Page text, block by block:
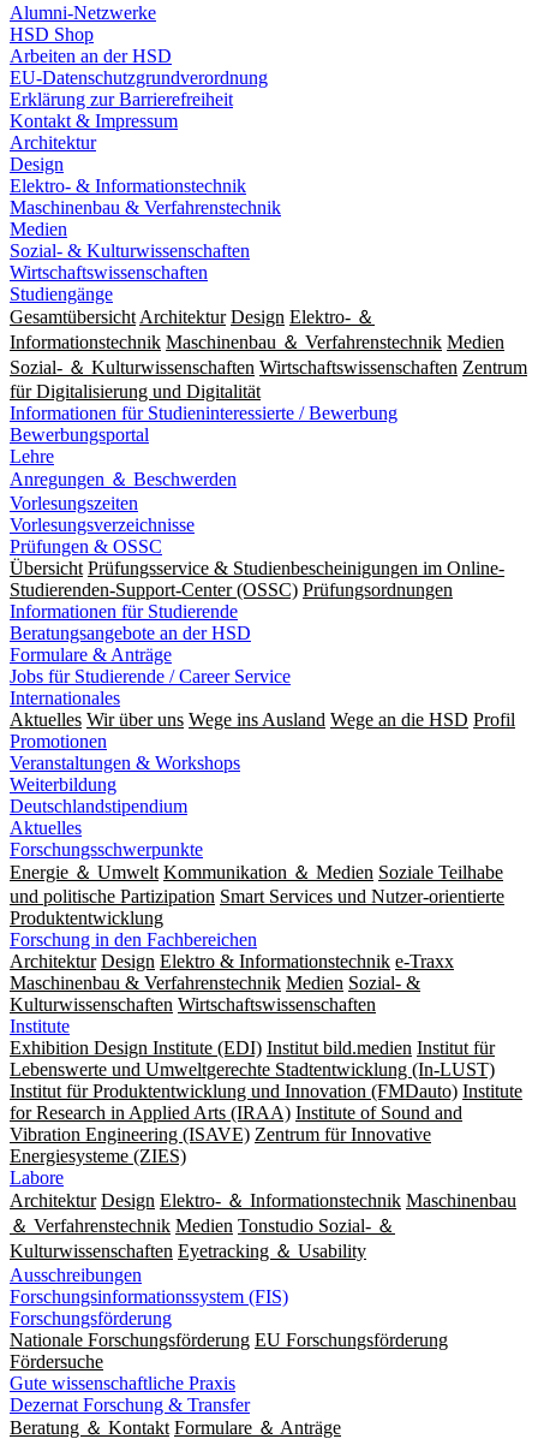
Alumni-Netzwerke
HSD Shop
Arbeiten an der HSD
EU-Datenschutzgrundverordnung
Erklärung zur Barrierefreiheit
Kontakt & Impressum
Architektur
Design
Elektro- & Informationstechnik
Maschinenbau & Verfahrenstechnik
Medien
Sozial- & Kulturwissenschaften
Wirtschaftswissenschaften
Studiengänge
Gesamtübersicht Architektur Design Elektro- ＆
Informationstechnik Maschinenbau ＆ Verfahrenstechnik Medien
Sozial- ＆ Kulturwissenschaften Wirtschaftswissenschaften Zentrum
für Digitalisierung und Digitalität
Informationen für Studieninteressierte / Bewerbung
Bewerbungsportal
Lehre
Anregungen ＆ Beschwerden
Vorlesungszeiten
Vorlesungsverzeichnisse
Prüfungen & OSSC
Übersicht Prüfungsservice & Studienbescheinigungen im Online-
Studierenden-Support-Center (OSSC) Prüfungsordnungen
Informationen für Studierende
Beratungsangebote an der HSD
Formulare & Anträge
Jobs für Studierende / Career Service
Internationales
Aktuelles Wir über uns Wege ins Ausland Wege an die HSD Profil
Promotionen
Veranstaltungen & Workshops
Weiterbildung
Deutschlandstipendium
Aktuelles
Forschungsschwerpunkte
Energie ＆ Umwelt Kommunikation ＆ Medien Soziale Teilhabe
und politische Partizipation Smart Services und Nutzer-orientierte
Produktentwicklung
Forschung in den Fachbereichen
Architektur Design Elektro & Informationstechnik e-Traxx
Maschinenbau & Verfahrenstechnik Medien Sozial- &
Kulturwissenschaften Wirtschaftswissenschaften
Institute
Exhibition Design Institute (EDI) Institut bild.medien Institut für
Lebenswerte und Umweltgerechte Stadtentwicklung (In-LUST)
Institut für Produktentwicklung und Innovation (FMDauto) Institute
for Research in Applied Arts (IRAA) Institute of Sound and
Vibration Engineering (ISAVE) Zentrum für Innovative
Energiesysteme (ZIES)
Labore
Architektur Design Elektro- ＆ Informationstechnik Maschinenbau
＆ Verfahrenstechnik Medien Tonstudio Sozial- ＆
Kulturwissenschaften Eyetracking ＆ Usability
Ausschreibungen
Forschungsinformationssystem (FIS)
Forschungsförderung
Nationale Forschungsförderung EU Forschungsförderung
Fördersuche
Gute wissenschaftliche Praxis
Dezernat Forschung & Transfer
Beratung ＆ Kontakt Formulare ＆ Anträge